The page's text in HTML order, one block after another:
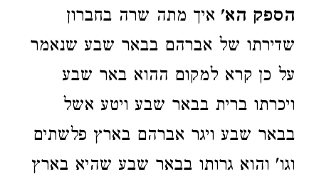
הספק הא' איך מתה שרה בחברון
שדירתו של אברהם בבאר שבע שנאמר
על כן קרא למקום ההוא באר שבע
ויכרתו ברית בבאר שבע ויטע אשל
בבאר שבע ויגר אברהם בארץ פלשתים
וגו' והוא גרותו בבאר שבע שהיא בארץ